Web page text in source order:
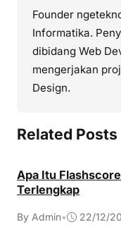
Founder
Informatika.
dibidang Web
mengerjakan
Design.
Related Posts
Apa Itu
Terlengkap
By Admin• 22/12/